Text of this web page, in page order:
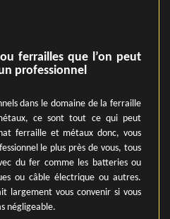
ferrailles que l’on peut
professionnel
dans le domaine de la ferraille
ce sont tout ce qui peut
ferraille et métaux donc, vous
le plus près de vous, tous
du fer comme les batteries ou
ou câble électrique ou autres.
largement vous convenir si vous
négligeable.